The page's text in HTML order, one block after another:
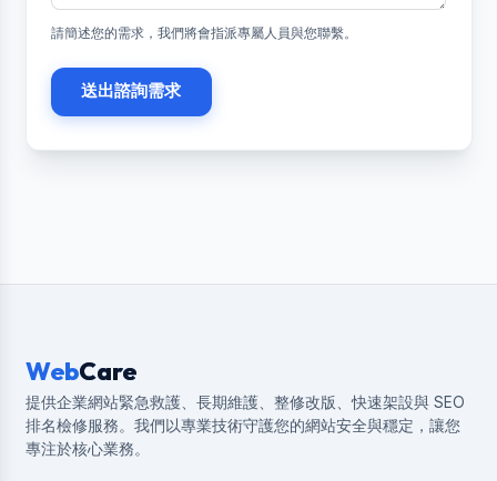
請簡述您的需求，我們將會指派專屬人員與您聯繫。
送出諮詢需求
WebCare
提供企業網站緊急救護、長期維護、整修改版、快速架設與 SEO
排名檢修服務。我們以專業技術守護您的網站安全與穩定，讓您
專注於核心業務。